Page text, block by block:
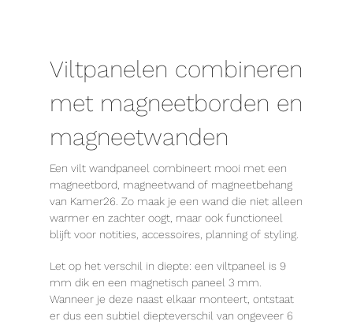
Viltpanelen combineren
met magneetborden en
magneetwanden
Een vilt wandpaneel combineert mooi met een
magneetbord, magneetwand of magneetbehang
van Kamer26. Zo maak je een wand die niet alleen
warmer en zachter oogt, maar ook functioneel
blijft voor notities, accessoires, planning of styling.
Let op het verschil in diepte: een viltpaneel is 9
mm dik en een magnetisch paneel 3 mm.
Wanneer je deze naast elkaar monteert, ontstaat
er dus een subtiel diepteverschil van ongeveer 6